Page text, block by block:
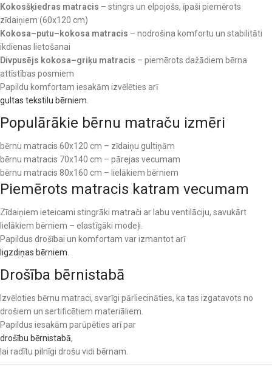
Kokosšķiedras matracis – stingrs un elpojošs, īpaši piemērots
zīdaiņiem (60x120 cm)
Kokosa–putu–kokosa matracis – nodrošina komfortu un stabilitāti
ikdienas lietošanai
Divpusējs kokosa–griķu matracis – piemērots dažādiem bērna
attīstības posmiem
Papildu komfortam iesakām izvēlēties arī
gultas tekstilu bērniem
Populārākie bērnu matraču izmēri
bērnu matracis 60x120 cm – zīdaiņu gultiņām
bērnu matracis 70x140 cm – pārejas vecumam
bērnu matracis 80x160 cm – lielākiem bērniem
Piemērots matracis katram vecumam
Zīdaiņiem ieteicami stingrāki matrači ar labu ventilāciju, savukārt
lielākiem bērniem – elastīgāki modeļi.
Papildus drošībai un komfortam var izmantot arī
ligzdiņas bērniem
Drošība bērnistabā
Izvēloties bērnu matraci, svarīgi pārliecināties, ka tas izgatavots no
drošiem un sertificētiem materiāliem.
Papildus iesakām parūpēties arī par
drošību bērnistabā,
lai radītu pilnīgi drošu vidi bērnam.